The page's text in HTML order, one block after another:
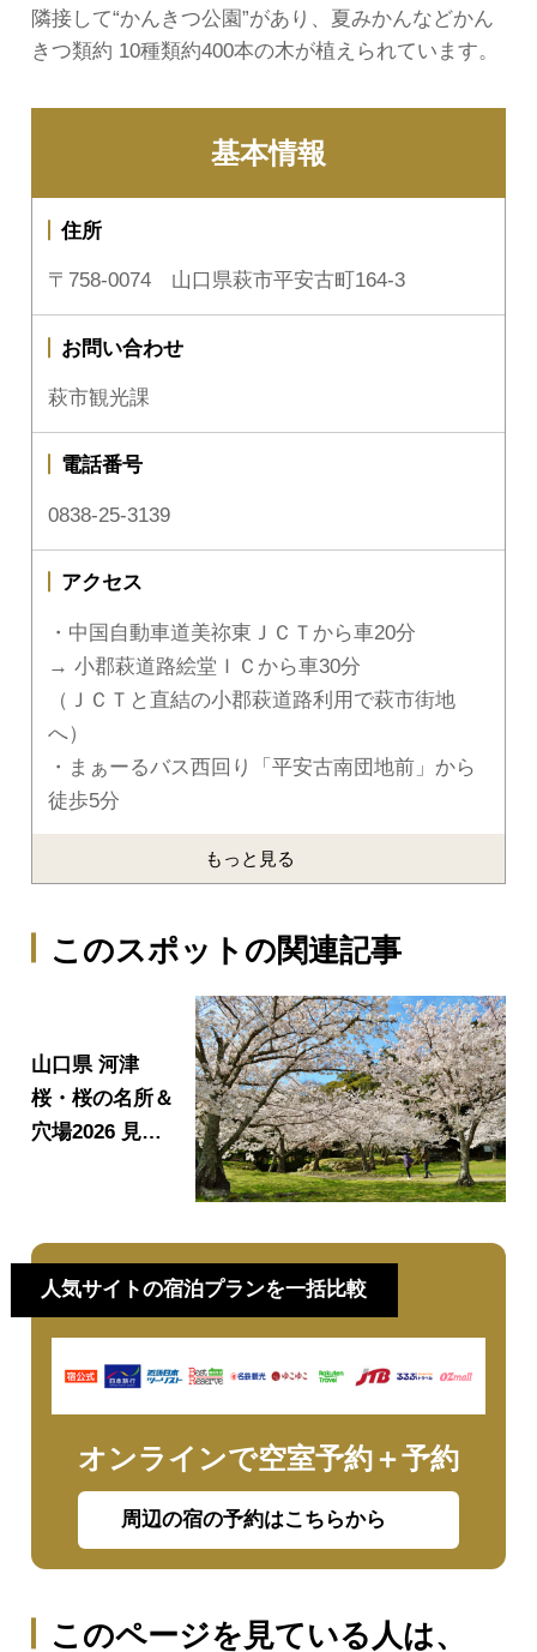
隣接して“かんきつ公園”があり、夏みかんなどかん
きつ類約 10種類約400本の木が植えられています。
基本情報
住所
〒758-0074 山口県萩市平安古町164-3
お問い合わせ
萩市観光課
電話番号
0838-25-3139
アクセス
・中国自動車道美祢東ＪＣＴから車20分
→ 小郡萩道路絵堂ＩＣから車30分
（ＪＣＴと直結の小郡萩道路利用で萩市街地
へ）
・まぁーるバス西回り「平安古南団地前」から
徒歩5分
もっと見る
このスポットの関連記事
山口県 河津
桜・桜の名所＆
穴場2026 見頃
選！
人気サイトの宿泊プランを一括比較
オンラインで空室予約＋予約
周辺の宿の予約はこちらから
このページを見ている人は、